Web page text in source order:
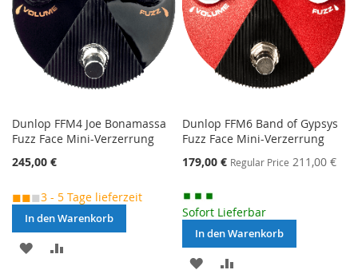
Dunlop FFM4 Joe Bonamassa
Fuzz Face Mini-Verzerrung
245,00 €
◼◼◼3 - 5 Tage lieferzeit
In den Warenkorb
MERKEN
Dunlop FFM6 Band of Gypsys
Fuzz Face Mini-Verzerrung
Special
179,00 € Regular Price 211,00 €
Sofort Lieferbar
In den Warenkorb
MERKEN